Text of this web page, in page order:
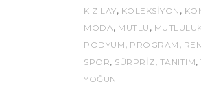
KIZILAY, KOLEKSİYON ,
MODA, MUTLU ,
PODYUM, PROGRAM ,
SPOR, SÜRPRIZ, TANITIM,
YOĞUN